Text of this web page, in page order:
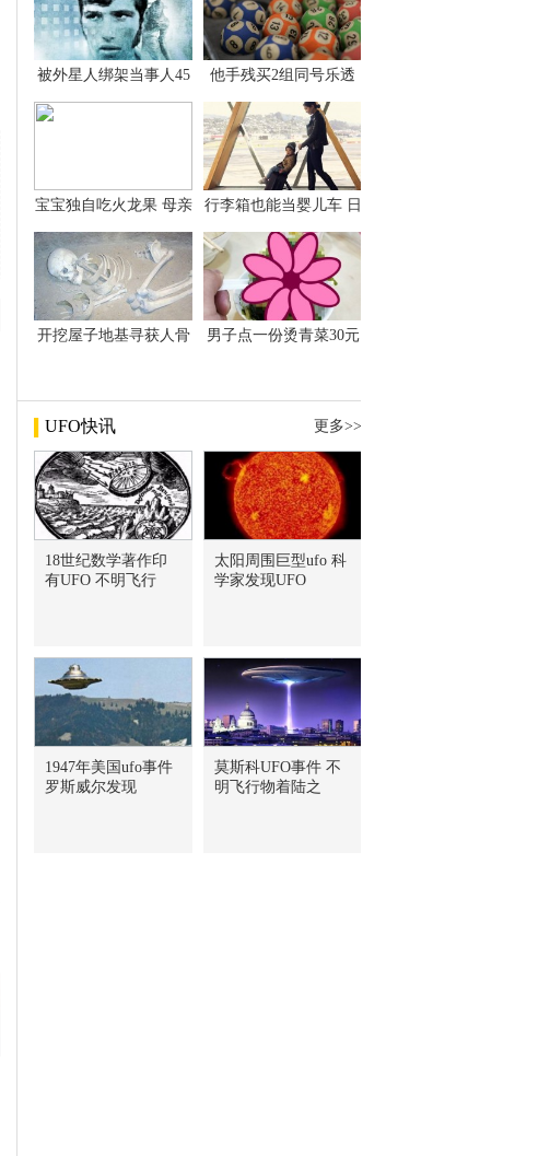
被外星人绑架当事人45
他手残买2组同号乐透
万
宝宝独自吃火龙果 母亲
行李箱也能当婴儿车 日
开挖屋子地基寻获人骨
男子点一份烫青菜30元
UFO快讯 更多>>
18世纪数学著作印
有UFO 不明飞行
太阳周围巨型ufo 科
学家发现UFO
1947年美国ufo事件
罗斯威尔发现
莫斯科UFO事件 不
明飞行物着陆之